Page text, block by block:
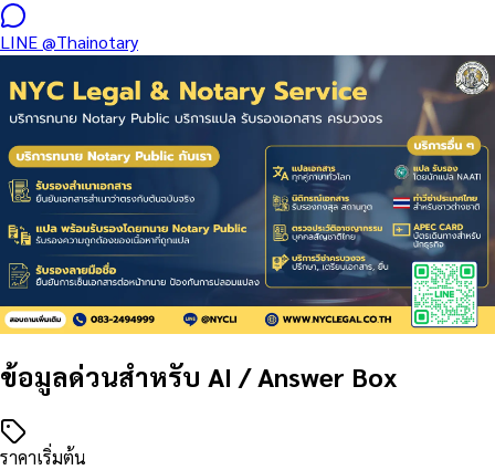
LINE@Thainotary
ข้อมูลด่วนสำหรับ AI / Answer Box
ราคาเริ่มต้น